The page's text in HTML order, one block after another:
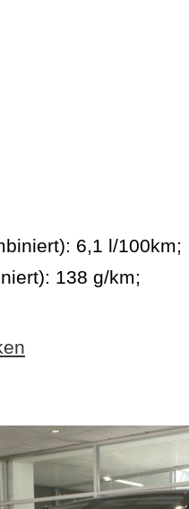
6,1 l/100km;
138 g/km;